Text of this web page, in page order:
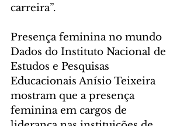
carreira”.
Presença feminina no mundo
Dados do Instituto Nacional de
Estudos e Pesquisas
Educacionais Anísio Teixeira
mostram que a presença
feminina em cargos de